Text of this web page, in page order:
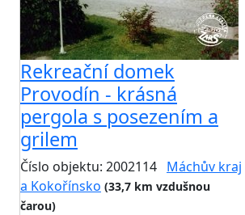
Rekreační domek
Provodín - krásná
pergola s posezením a
grilem
Číslo objektu: 2002114 Máchův kraj
a Kokořínsko (33,7 km vzdušnou
čarou)